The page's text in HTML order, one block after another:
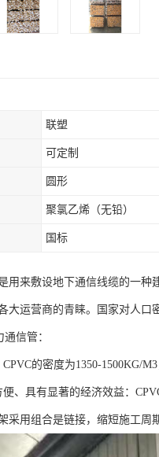
联塑
可定制
圆形
聚氯乙烯（无铅）
国标
用来敷设地下通信线缆的一种
大运营商的青睐。国家对人口
信管：
CPVC的密度为1350-1500KG/
便、具有显著的经济效益：
采用组合是链接，缩短施工周